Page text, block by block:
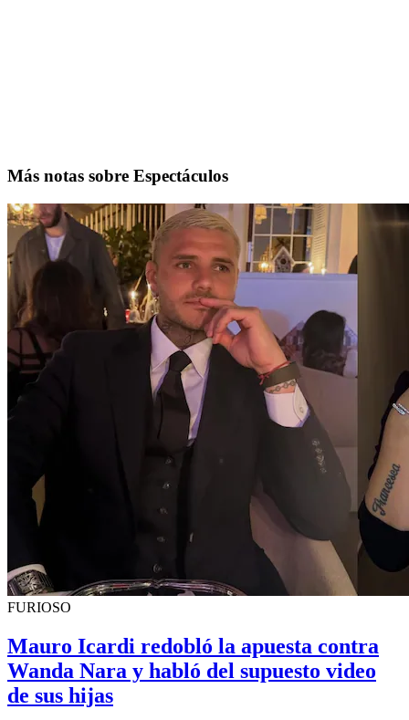
Más notas sobre Espectáculos
FURIOSO
Mauro Icardi redobló la apuesta contra
Wanda Nara y habló del supuesto video
de sus hijas